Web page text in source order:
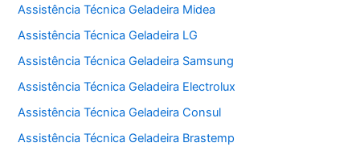
Assistência Técnica Geladeira Midea
Assistência Técnica Geladeira LG
Assistência Técnica Geladeira Samsung
Assistência Técnica Geladeira Electrolux
Assistência Técnica Geladeira Consul
Assistência Técnica Geladeira Brastemp